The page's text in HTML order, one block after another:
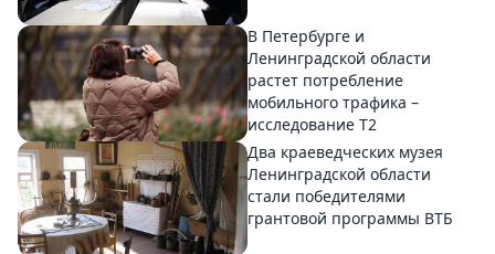
В Петербурге и
Ленинградской области
растет потребление
мобильного трафика –
исследование T2
Два краеведческих музея
Ленинградской области
стали победителями
грантовой программы ВТБ